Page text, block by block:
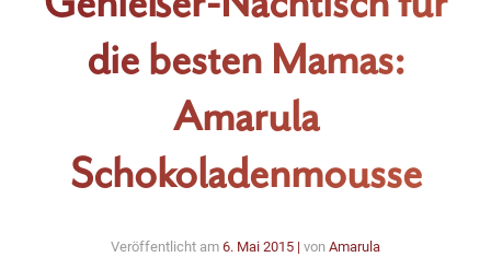
die besten Mamas:
Amarula
Schokoladenmousse
Veröffentlicht am 6. Mai 2015 | von Amarula